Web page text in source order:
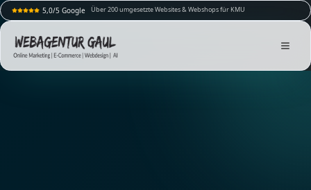
5,0/5 Google Über 200 umgesetzte Websites & Webshops für KMU